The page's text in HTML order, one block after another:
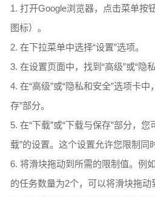
1. 打开Google浏览器，点击菜单按
图标）。
2. 在下拉菜单中选择“设置”选项。
3. 在设置页面中，找到“高级”或“隐
4. 在“高级”或“隐私和安全”选项卡中
存”部分。
5. 在“下载”或“下载与保存”部分，
载”的设置。这个设置允许您限制同
6. 将滑块拖动到所需的限制值。例
的任务数量为2个，可以将滑块拖动